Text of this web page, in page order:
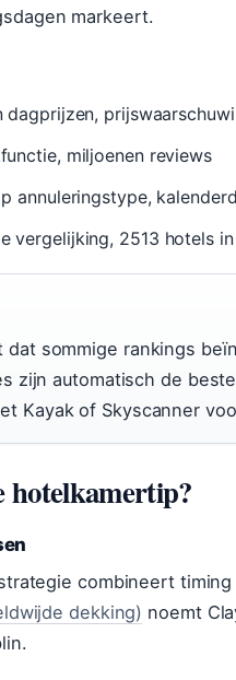
markeert.
dagprijzen,
miljoenen reviews
annuleringstype,
vergelijking, 2513 hotels
dat sommige rankings
zijn automatisch de
Kayak of Skyscanner
hotelkamertip?
combineert
dekking) noemt